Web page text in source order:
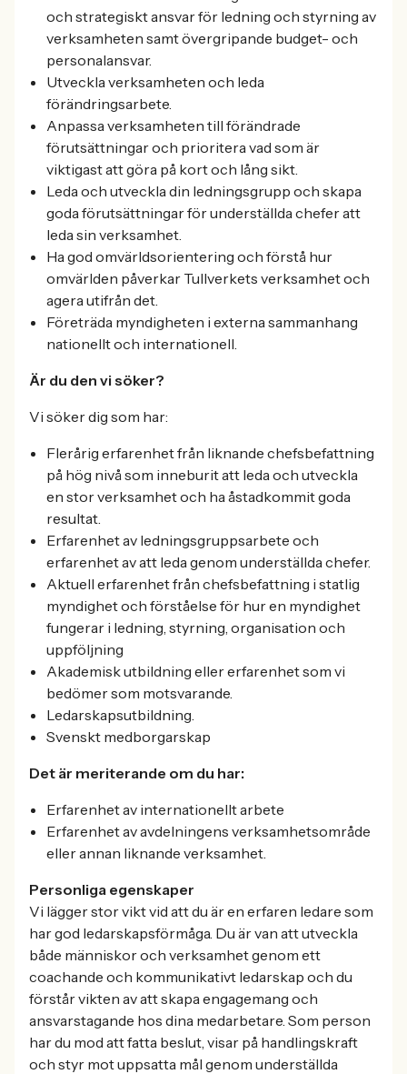
och strategiskt ansvar för ledning och styrning av
verksamheten samt övergripande budget- och
personalansvar.
Utveckla verksamheten och leda
förändringsarbete.
Anpassa verksamheten till förändrade
förutsättningar och prioritera vad som är
viktigast att göra på kort och lång sikt.
Leda och utveckla din ledningsgrupp och skapa
goda förutsättningar för underställda chefer att
leda sin verksamhet.
Ha god omvärldsorientering och förstå hur
omvärlden påverkar Tullverkets verksamhet och
agera utifrån det.
Företräda myndigheten i externa sammanhang
nationellt och internationell.
Är du den vi söker?
Vi söker dig som har:
Flerårig erfarenhet från liknande chefsbefattning
på hög nivå som inneburit att leda och utveckla
en stor verksamhet och ha åstadkommit goda
resultat.
Erfarenhet av ledningsgruppsarbete och
erfarenhet av att leda genom underställda chefer.
Aktuell erfarenhet från chefsbefattning i statlig
myndighet och förståelse för hur en myndighet
fungerar i ledning, styrning, organisation och
uppföljning
Akademisk utbildning eller erfarenhet som vi
bedömer som motsvarande.
Ledarskapsutbildning.
Svenskt medborgarskap
Det är meriterande om du har:
Erfarenhet av internationellt arbete
Erfarenhet av avdelningens verksamhetsområde
eller annan liknande verksamhet.
Personliga egenskaper
Vi lägger stor vikt vid att du är en erfaren ledare som
har god ledarskapsförmåga. Du är van att utveckla
både människor och verksamhet genom ett
coachande och kommunikativt ledarskap och du
förstår vikten av att skapa engagemang och
ansvarstagande hos dina medarbetare. Som person
har du mod att fatta beslut, visar på handlingskraft
och styr mot uppsatta mål genom underställda